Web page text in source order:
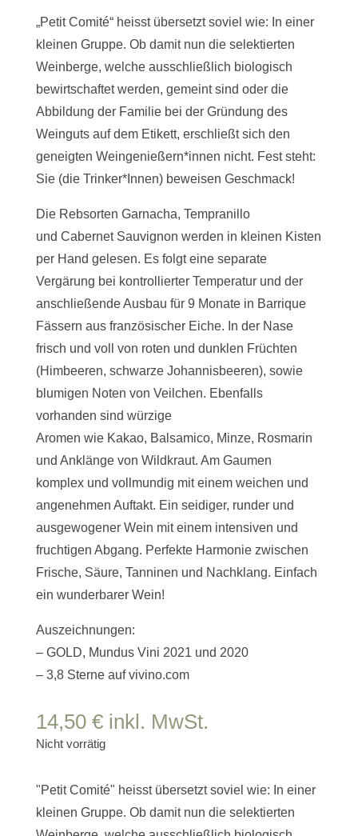
„Petit Comité“ heisst übersetzt soviel wie: In einer
kleinen Gruppe. Ob damit nun die selektierten
Weinberge, welche ausschließlich biologisch
bewirtschaftet werden, gemeint sind oder die
Abbildung der Familie bei der Gründung des
Weinguts auf dem Etikett, erschließt sich den
geneigten Weingenießern*innen nicht. Fest steht:
Sie (die Trinker*Innen) beweisen Geschmack!
Die Rebsorten Garnacha, Tempranillo
und Cabernet Sauvignon werden in kleinen Kisten
per Hand gelesen. Es folgt eine separate
Vergärung bei kontrollierter Temperatur und der
anschließende Ausbau für 9 Monate in Barrique
Fässern aus französischer Eiche. In der Nase
frisch und voll von roten und dunklen Früchten
(Himbeeren, schwarze Johannisbeeren), sowie
blumigen Noten von Veilchen. Ebenfalls
vorhanden sind würzige
Aromen wie Kakao, Balsamico, Minze, Rosmarin
und Anklänge von Wildkraut. Am Gaumen
komplex und vollmundig mit einem weichen und
angenehmen Auftakt. Ein seidiger, runder und
ausgewogener Wein mit einem intensiven und
fruchtigen Abgang. Perfekte Harmonie zwischen
Frische, Säure, Tanninen und Nachklang. Einfach
ein wunderbarer Wein!
Auszeichnungen:
– GOLD, Mundus Vini 2021 und 2020
– 3,8 Sterne auf vivino.com
14,50 € inkl. MwSt.
Nicht vorrätig
"Petit Comité" heisst übersetzt soviel wie: In einer
kleinen Gruppe. Ob damit nun die selektierten